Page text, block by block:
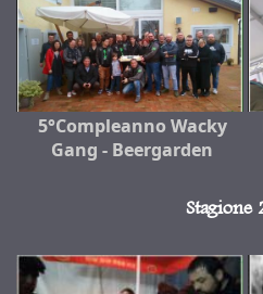
5°Compleanno Wacky
Gang - Beergarden
Stagione